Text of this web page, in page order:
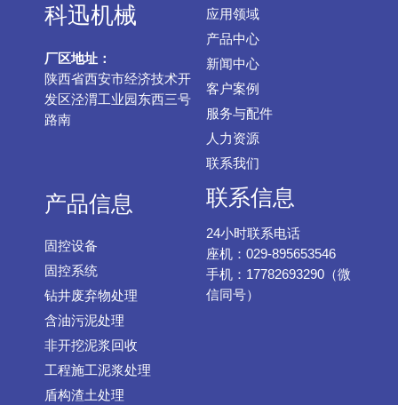
科迅机械
厂区地址：
陕西省西安市经济技术开
发区泾渭工业园东西三号
路南
应用领域
产品中心
新闻中心
客户案例
服务与配件
人力资源
联系我们
产品信息
固控设备
固控系统
钻井废弃物处理
含油污泥处理
非开挖泥浆回收
工程施工泥浆处理
盾构渣土处理
联系信息
24小时联系电话
座机：029-895653546
手机：17782693290（微
信同号）